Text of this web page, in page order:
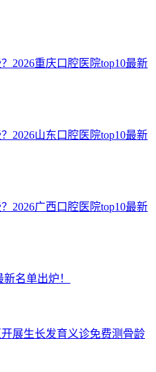
2026重庆口腔医院top10最新
2026山东口腔医院top10最新
2026广西口腔医院top10最新
名单出炉！
展生长发育义诊免费测骨龄